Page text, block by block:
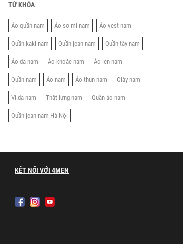
TỪ KHÓA
Áo quần nam Áo sơ mi nam Áo vest nam
Quần kaki nam Quần jean nam Quần tây nam
Áo da nam Áo khoác nam Áo len nam
Quần nam Áo nam Áo thun nam Giày nam
Ví da nam Thắt lưng nam Quần áo nam
Quần jean nam Hà Nội
KẾT NỐI VỚI 4MEN